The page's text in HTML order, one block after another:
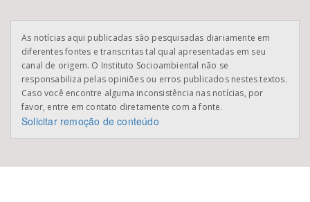
As notícias aqui publicadas são pesquisadas diariamente em
diferentes fontes e transcritas tal qual apresentadas em seu
canal de origem. O Instituto Socioambiental não se
responsabiliza pelas opiniões ou erros publicados nestes textos.
Caso você encontre alguma inconsistência nas notícias, por
favor, entre em contato diretamente com a fonte.
Solicitar remoção de conteúdo